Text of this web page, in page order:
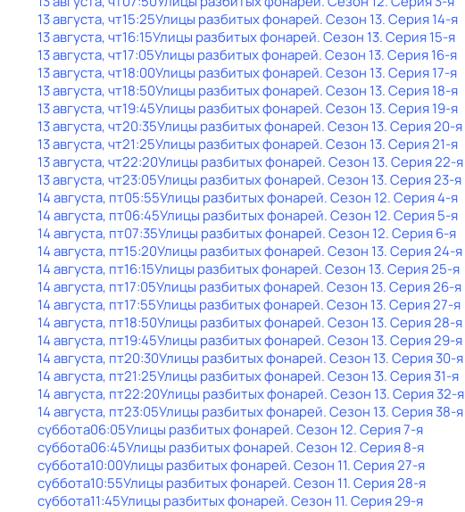
13 августа, чт15:25Улицы разбитых фонарей. Сезон 13. Серия 14-я
13 августа, чт16:15Улицы разбитых фонарей. Сезон 13. Серия 15-я
13 августа, чт17:05Улицы разбитых фонарей. Сезон 13. Серия 16-я
13 августа, чт18:00Улицы разбитых фонарей. Сезон 13. Серия 17-я
13 августа, чт18:50Улицы разбитых фонарей. Сезон 13. Серия 18-я
13 августа, чт19:45Улицы разбитых фонарей. Сезон 13. Серия 19-я
13 августа, чт20:35Улицы разбитых фонарей. Сезон 13. Серия 20-я
13 августа, чт21:25Улицы разбитых фонарей. Сезон 13. Серия 21-я
13 августа, чт22:20Улицы разбитых фонарей. Сезон 13. Серия 22-я
13 августа, чт23:05Улицы разбитых фонарей. Сезон 13. Серия 23-я
14 августа, пт05:55Улицы разбитых фонарей. Сезон 12. Серия 4-я
14 августа, пт06:45Улицы разбитых фонарей. Сезон 12. Серия 5-я
14 августа, пт07:35Улицы разбитых фонарей. Сезон 12. Серия 6-я
14 августа, пт15:20Улицы разбитых фонарей. Сезон 13. Серия 24-я
14 августа, пт16:15Улицы разбитых фонарей. Сезон 13. Серия 25-я
14 августа, пт17:05Улицы разбитых фонарей. Сезон 13. Серия 26-я
14 августа, пт17:55Улицы разбитых фонарей. Сезон 13. Серия 27-я
14 августа, пт18:50Улицы разбитых фонарей. Сезон 13. Серия 28-я
14 августа, пт19:45Улицы разбитых фонарей. Сезон 13. Серия 29-я
14 августа, пт20:30Улицы разбитых фонарей. Сезон 13. Серия 30-я
14 августа, пт21:25Улицы разбитых фонарей. Сезон 13. Серия 31-я
14 августа, пт22:20Улицы разбитых фонарей. Сезон 13. Серия 32-я
14 августа, пт23:05Улицы разбитых фонарей. Сезон 13. Серия 38-я
суббота06:05Улицы разбитых фонарей. Сезон 12. Серия 7-я
суббота06:45Улицы разбитых фонарей. Сезон 12. Серия 8-я
суббота10:00Улицы разбитых фонарей. Сезон 11. Серия 27-я
суббота10:55Улицы разбитых фонарей. Сезон 11. Серия 28-я
суббота11:45Улицы разбитых фонарей. Сезон 11. Серия 29-я